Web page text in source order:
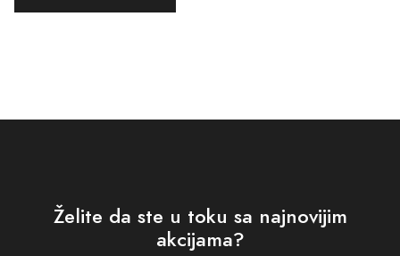
Želite da ste u toku sa najnovijim
akcijama?